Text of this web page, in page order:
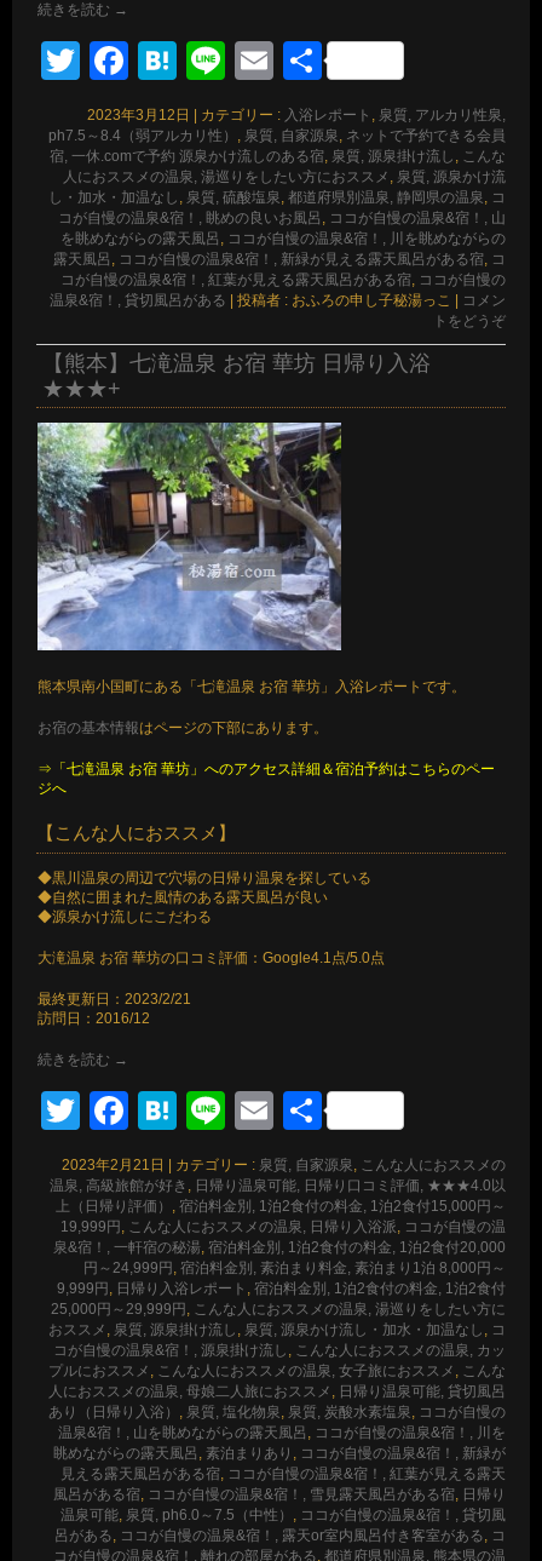
続きを読む →
TwitterFacebook
Hatena
LineEmail
共
有
2023年3月12日 カテゴリー : 入浴レポート , 泉質, アルカリ性泉,
ph7.5～8.4（弱アルカリ性） , 泉質, 自家源泉, ネットで予約できる会員
宿, 一休.comで予約 源泉かけ流しのある宿, 泉質, 源泉掛け流し , こんな
人におススメの温泉, 湯巡りをしたい方におススメ , 泉質, 源泉かけ流
し・加水・加温なし , 泉質, 硫酸塩泉, 都道府県別温泉, 静岡県の温泉, コ
コが自慢の温泉&宿！, 眺めの良いお風呂 , ココが自慢の温泉&宿！, 山
を眺めながらの露天風呂 , ココが自慢の温泉&宿！, 川を眺めながらの
露天風呂 , ココが自慢の温泉&宿！, 新緑が見える露天風呂がある宿, コ
コが自慢の温泉&宿！, 紅葉が見える露天風呂がある宿, ココが自慢の
温泉&宿！, 貸切風呂がある
投稿者 : おふろの申し子秘湯っこ
コメン
トをどうぞ
【熊本】七滝温泉 お宿 華坊 日帰り入浴
★★★+
熊本県南小国町にある「七滝温泉 お宿 華坊」入浴レポートです。
お宿の基本情報はページの下部にあります。
⇒「七滝温泉 お宿 華坊」へのアクセス詳細＆宿泊予約はこちらのペー
ジへ
【こんな人におススメ】
◆黒川温泉の周辺で穴場の日帰り温泉を探している
◆自然に囲まれた風情のある露天風呂が良い
◆源泉かけ流しにこだわる
大滝温泉 お宿 華坊の口コミ評価：Google4.1点/5.0点
最終更新日：2023/2/21
訪問日：2016/12
続きを読む →
TwitterFacebook
Hatena
LineEmail
共
有
2023年2月21日 カテゴリー : 泉質, 自家源泉, こんな人におススメの
温泉, 高級旅館が好き , 日帰り温泉可能, 日帰り口コミ評価, ★★★4.0以
上（日帰り評価） , 宿泊料金別, 1泊2食付の料金, 1泊2食付15,000円～
19,999円 , こんな人におススメの温泉, 日帰り入浴派, ココが自慢の温
泉&宿！, 一軒宿の秘湯, 宿泊料金別, 1泊2食付の料金, 1泊2食付20,000
円～24,999円 , 宿泊料金別, 素泊まり料金, 素泊まり1泊 8,000円～
9,999円 , 日帰り入浴レポート , 宿泊料金別, 1泊2食付の料金, 1泊2食付
25,000円～29,999円 , こんな人におススメの温泉, 湯巡りをしたい方に
おススメ , 泉質, 源泉掛け流し , 泉質, 源泉かけ流し・加水・加温なし , コ
コが自慢の温泉&宿！, 源泉掛け流し , こんな人におススメの温泉, カッ
プルにおススメ , こんな人におススメの温泉, 女子旅におススメ , こんな
人におススメの温泉, 母娘二人旅におススメ , 日帰り温泉可能, 貸切風呂
あり（日帰り入浴） , 泉質, 塩化物泉, 泉質, 炭酸水素塩泉, ココが自慢の
温泉&宿！, 山を眺めながらの露天風呂 , ココが自慢の温泉&宿！, 川を
眺めながらの露天風呂 , 素泊まりあり , ココが自慢の温泉&宿！, 新緑が
見える露天風呂がある宿, ココが自慢の温泉&宿！, 紅葉が見える露天
風呂がある宿, ココが自慢の温泉&宿！, 雪見露天風呂がある宿, 日帰り
温泉可能, 泉質, ph6.0～7.5（中性） , ココが自慢の温泉&宿！, 貸切風
呂がある, ココが自慢の温泉&宿！, 露天or室内風呂付き客室がある, コ
コが自慢の温泉&宿！, 離れの部屋がある, 都道府県別温泉, 熊本県の温